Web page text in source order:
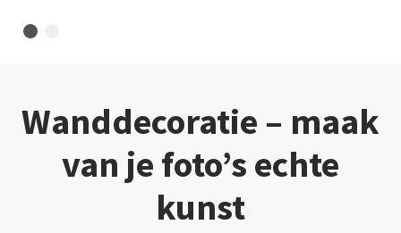
Wanddecoratie – maak
van je foto’s echte
kunst